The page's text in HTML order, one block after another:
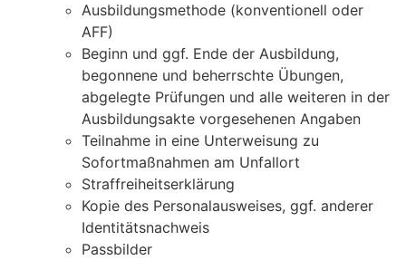
Ausbildungsmethode (konventionell oder
AFF)
Beginn und ggf. Ende der Ausbildung,
begonnene und beherrschte Übungen,
abgelegte Prüfungen und alle weiteren in der
Ausbildungsakte vorgesehenen Angaben
Teilnahme in eine Unterweisung zu
Sofortmaßnahmen am Unfallort
Straffreiheitserklärung
Kopie des Personalausweises, ggf. anderer
Identitätsnachweis
Passbilder